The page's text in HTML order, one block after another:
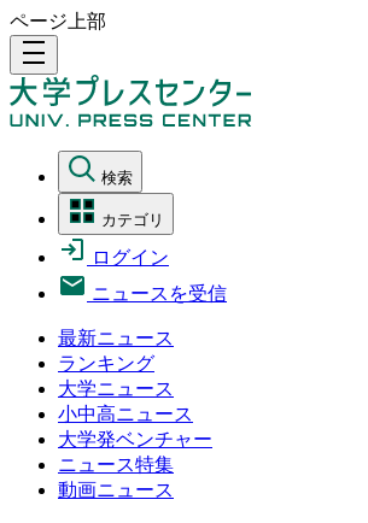
ページ上部
density_medium
検索
カテゴリ
ログイン
ニュースを受信
最新ニュース
ランキング
大学ニュース
小中高ニュース
大学発ベンチャー
ニュース特集
動画ニュース